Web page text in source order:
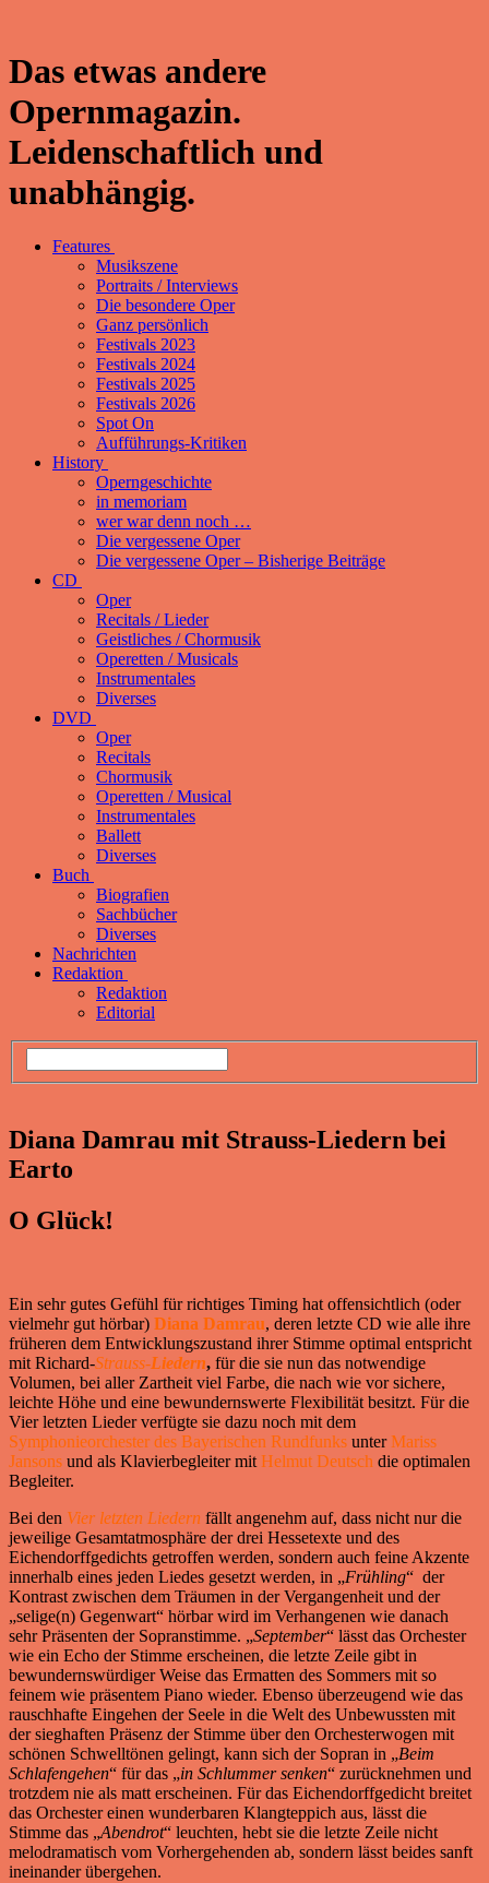
Das etwas andere
Opernmagazin.
Leidenschaftlich und
unabhängig.
Features
Musikszene
Portraits / Interviews
Die besondere Oper
Ganz persönlich
Festivals 2023
Festivals 2024
Festivals 2025
Festivals 2026
Spot On
Aufführungs-Kritiken
History
Operngeschichte
in memoriam
wer war denn noch …
Die vergessene Oper
Die vergessene Oper – Bisherige Beiträge
CD
Oper
Recitals / Lieder
Geistliches / Chormusik
Operetten / Musicals
Instrumentales
Diverses
DVD
Oper
Recitals
Chormusik
Operetten / Musical
Instrumentales
Ballett
Diverses
Buch
Biografien
Sachbücher
Diverses
Nachrichten
Redaktion
Redaktion
Editorial
Diana Damrau mit Strauss-Liedern bei
Earto
O Glück!
Ein sehr gutes Gefühl für richtiges Timing hat offensichtlich (oder
vielmehr gut hörbar) Diana Damrau, deren letzte CD wie alle ihre
früheren dem Entwicklungszustand ihrer Stimme optimal entspricht
mit Richard-Strauss-Liedern, für die sie nun das notwendige
Volumen, bei aller Zartheit viel Farbe, die nach wie vor sichere,
leichte Höhe und eine bewundernswerte Flexibilität besitzt. Für die
Vier letzten Lieder verfügte sie dazu noch mit dem
Symphonieorchester des Bayerischen Rundfunks unterMariss
Jansons und als Klavierbegleiter mit Helmut Deutsch die optimalen
Begleiter.
Bei den Vier letzten Liedern fällt angenehm auf, dass nicht nur die
jeweilige Gesamtatmosphäre der drei Hessetexte und des
Eichendorffgedichts getroffen werden, sondern auch feine Akzente
innerhalb eines jeden Liedes gesetzt werden, in „Frühling“ der
Kontrast zwischen dem Träumen in der Vergangenheit und der
„selige(n) Gegenwart“ hörbar wird im Verhangenen wie danach
sehr Präsenten der Sopranstimme. „September“ lässt das Orchester
wie ein Echo der Stimme erscheinen, die letzte Zeile gibt in
bewundernswürdiger Weise das Ermatten des Sommers mit so
feinem wie präsentem Piano wieder. Ebenso überzeugend wie das
rauschhafte Eingehen der Seele in die Welt des Unbewussten mit
der sieghaften Präsenz der Stimme über den Orchesterwogen mit
schönen Schwelltönen gelingt, kann sich der Sopran in „Beim
Schlafengehen“ für das „in Schlummer senken“ zurücknehmen und
trotzdem nie als matt erscheinen. Für das Eichendorffgedicht breitet
das Orchester einen wunderbaren Klangteppich aus, lässt die
Stimme das „Abendrot“ leuchten, hebt sie die letzte Zeile nicht
melodramatisch vom Vorhergehenden ab, sondern lässt beides sanft
ineinander übergehen.